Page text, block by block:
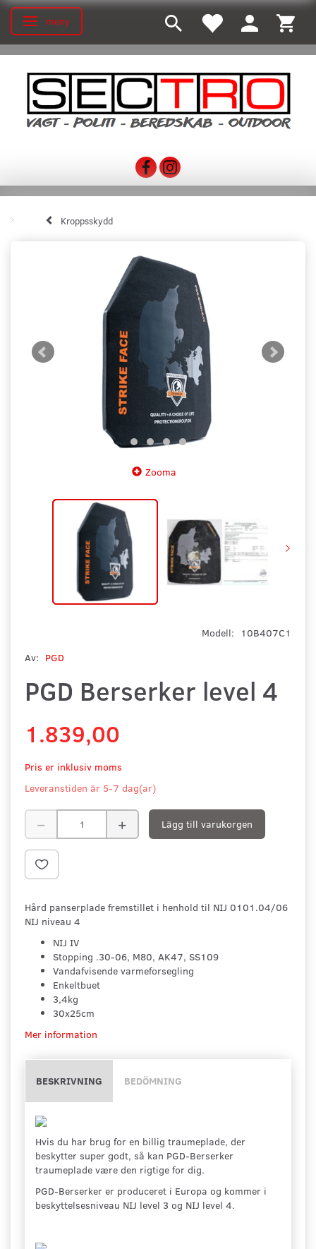
Ändra navigering
meny
Kroppsskydd
Zooma
Modell:
10B407C1
Av: PGD
PGD Berserker level 4
1.839,00
Pris er inklusiv moms
Leveranstiden är 5-7 dag(ar)
Lägg till varukorgen
Hård panserplade fremstillet i henhold til NIJ 0101.04/06
NIJ niveau 4
NIJ IV
Stopping .30-06, M80, AK47, SS109
Vandafvisende varmeforsegling
Enkeltbuet
3,4kg
30x25cm
Mer information
BESKRIVNING BEDÖMNING
Hvis du har brug for en billig traumeplade, der
beskytter super godt, så kan PGD-Berserker
traumeplade være den rigtige for dig.
PGD-Berserker er produceret i Europa og kommer i
beskyttelsesniveau NIJ level 3 og NIJ level 4.